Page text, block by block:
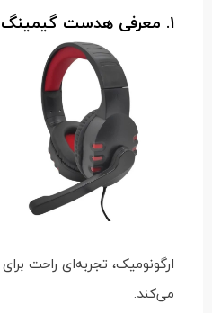
1. معرفی هدست گیمینگ Mised A68
ارگونومیک، تجربه‌ای راحت
می‌کند.